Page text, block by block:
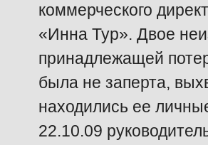
коммерческого
«Инна Тур». Двое
принадлежащей
была не заперта,
находились ее
22.10.09